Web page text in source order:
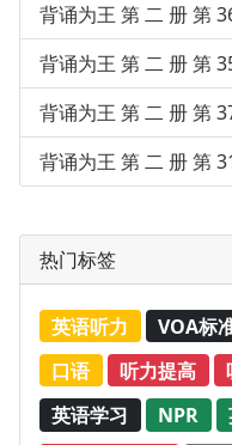
背诵为王 第 二 册 第
背诵为王 第 二 册 第
背诵为王 第 二 册 第
背诵为王 第 二 册 第
热门标签
英语听力 VOA标
口语
听力提高
英语学习
NPR